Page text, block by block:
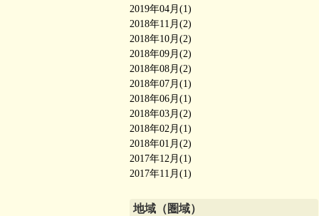
2019年04月(1)
2018年11月(2)
2018年10月(2)
2018年09月(2)
2018年08月(2)
2018年07月(1)
2018年06月(1)
2018年03月(2)
2018年02月(1)
2018年01月(2)
2017年12月(1)
2017年11月(1)
地域（圏域）